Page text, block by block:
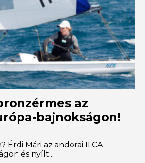
az
bajnokságon!
Érdi Mári az andorai ILCA
és nyílt...